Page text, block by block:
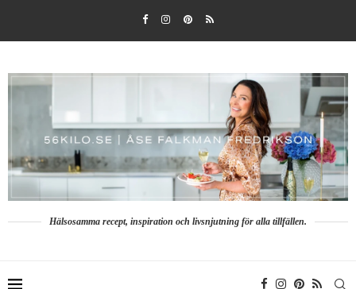
Hälsosamma recept, inspiration och livsnjutning för alla tillfällen.